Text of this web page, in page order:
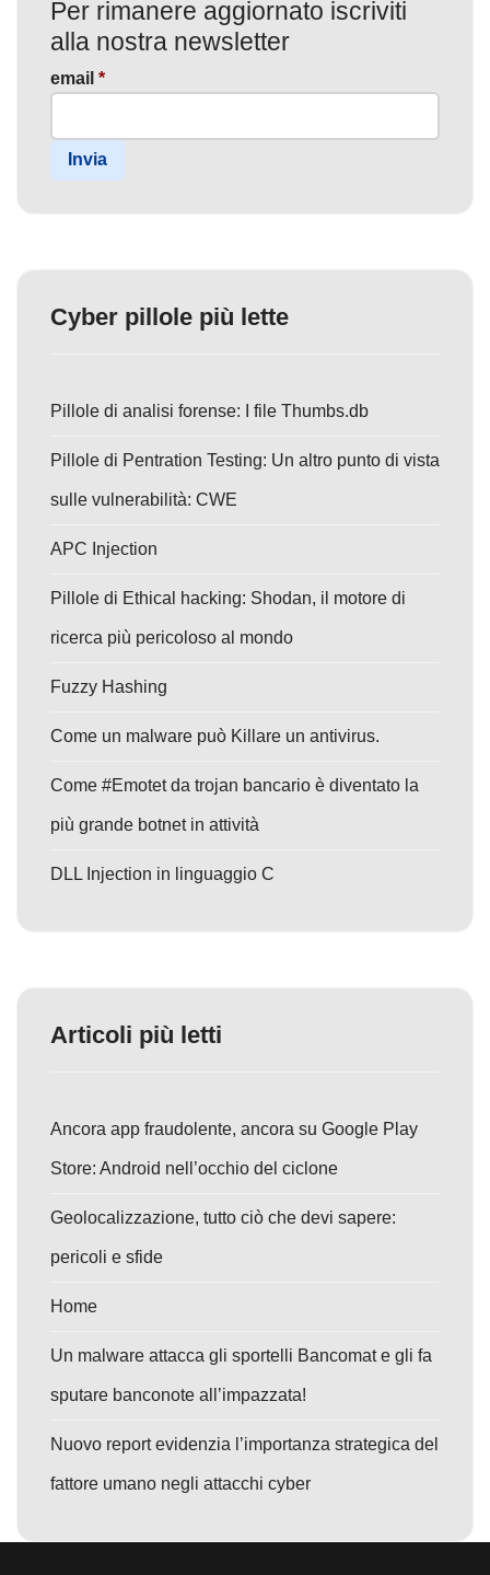
Per rimanere aggiornato iscriviti
alla nostra newsletter
email *
Invia
Cyber pillole più lette
Pillole di analisi forense: I file Thumbs.db
Pillole di Pentration Testing: Un altro punto di vista
sulle vulnerabilità: CWE
APC Injection
Pillole di Ethical hacking: Shodan, il motore di
ricerca più pericoloso al mondo
Fuzzy Hashing
Come un malware può Killare un antivirus.
Come #Emotet da trojan bancario è diventato la
più grande botnet in attività
DLL Injection in linguaggio C
Articoli più letti
Ancora app fraudolente, ancora su Google Play
Store: Android nell’occhio del ciclone
Geolocalizzazione, tutto ciò che devi sapere:
pericoli e sfide
Home
Un malware attacca gli sportelli Bancomat e gli fa
sputare banconote all’impazzata!
Nuovo report evidenzia l’importanza strategica del
fattore umano negli attacchi cyber